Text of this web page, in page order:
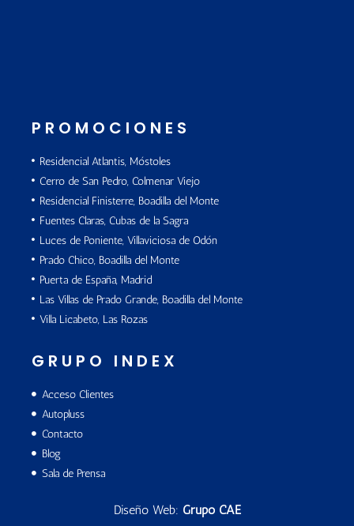
PROMOCIONES
Residencial Atlantis, Móstoles
Cerro de San Pedro, Colmenar Viejo
Residencial Finisterre, Boadilla del Monte
Fuentes Claras, Cubas de la Sagra
Luces de Poniente, Villaviciosa de Odón
Prado Chico, Boadilla del Monte
Puerta de España, Madrid
Las Villas de Prado Grande, Boadilla del Monte
Villa Licabeto, Las Rozas
GRUPO INDEX
Acceso Clientes
Autopluss
Contacto
Blog
Sala de Prensa
Diseño Web: Grupo CAE